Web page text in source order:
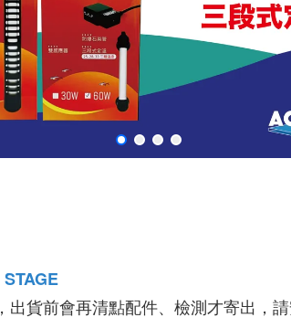
，出貨前會再清點配件、檢測才寄出，請